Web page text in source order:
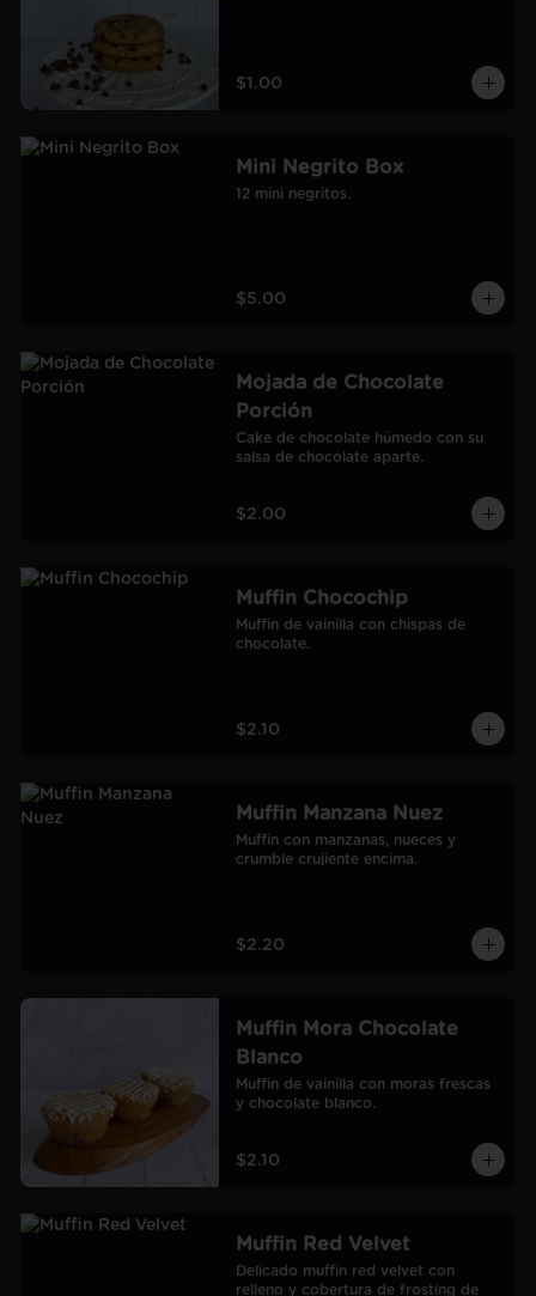
$1.00
Mini Negrito Box
12 mini negritos.
$5.00
Mojada de Chocolate
Porción
Cake de chocolate húmedo con su
salsa de chocolate aparte.
$2.00
Muffin Chocochip
Muffin de vainilla con chispas de
chocolate.
$2.10
Muffin Manzana Nuez
Muffin con manzanas, nueces y
crumble crujiente encima.
$2.20
Muffin Mora Chocolate
Blanco
Muffin de vainilla con moras frescas
y chocolate blanco.
$2.10
Muffin Red Velvet
Delicado muffin red velvet con
relleno y cobertura de frosting de